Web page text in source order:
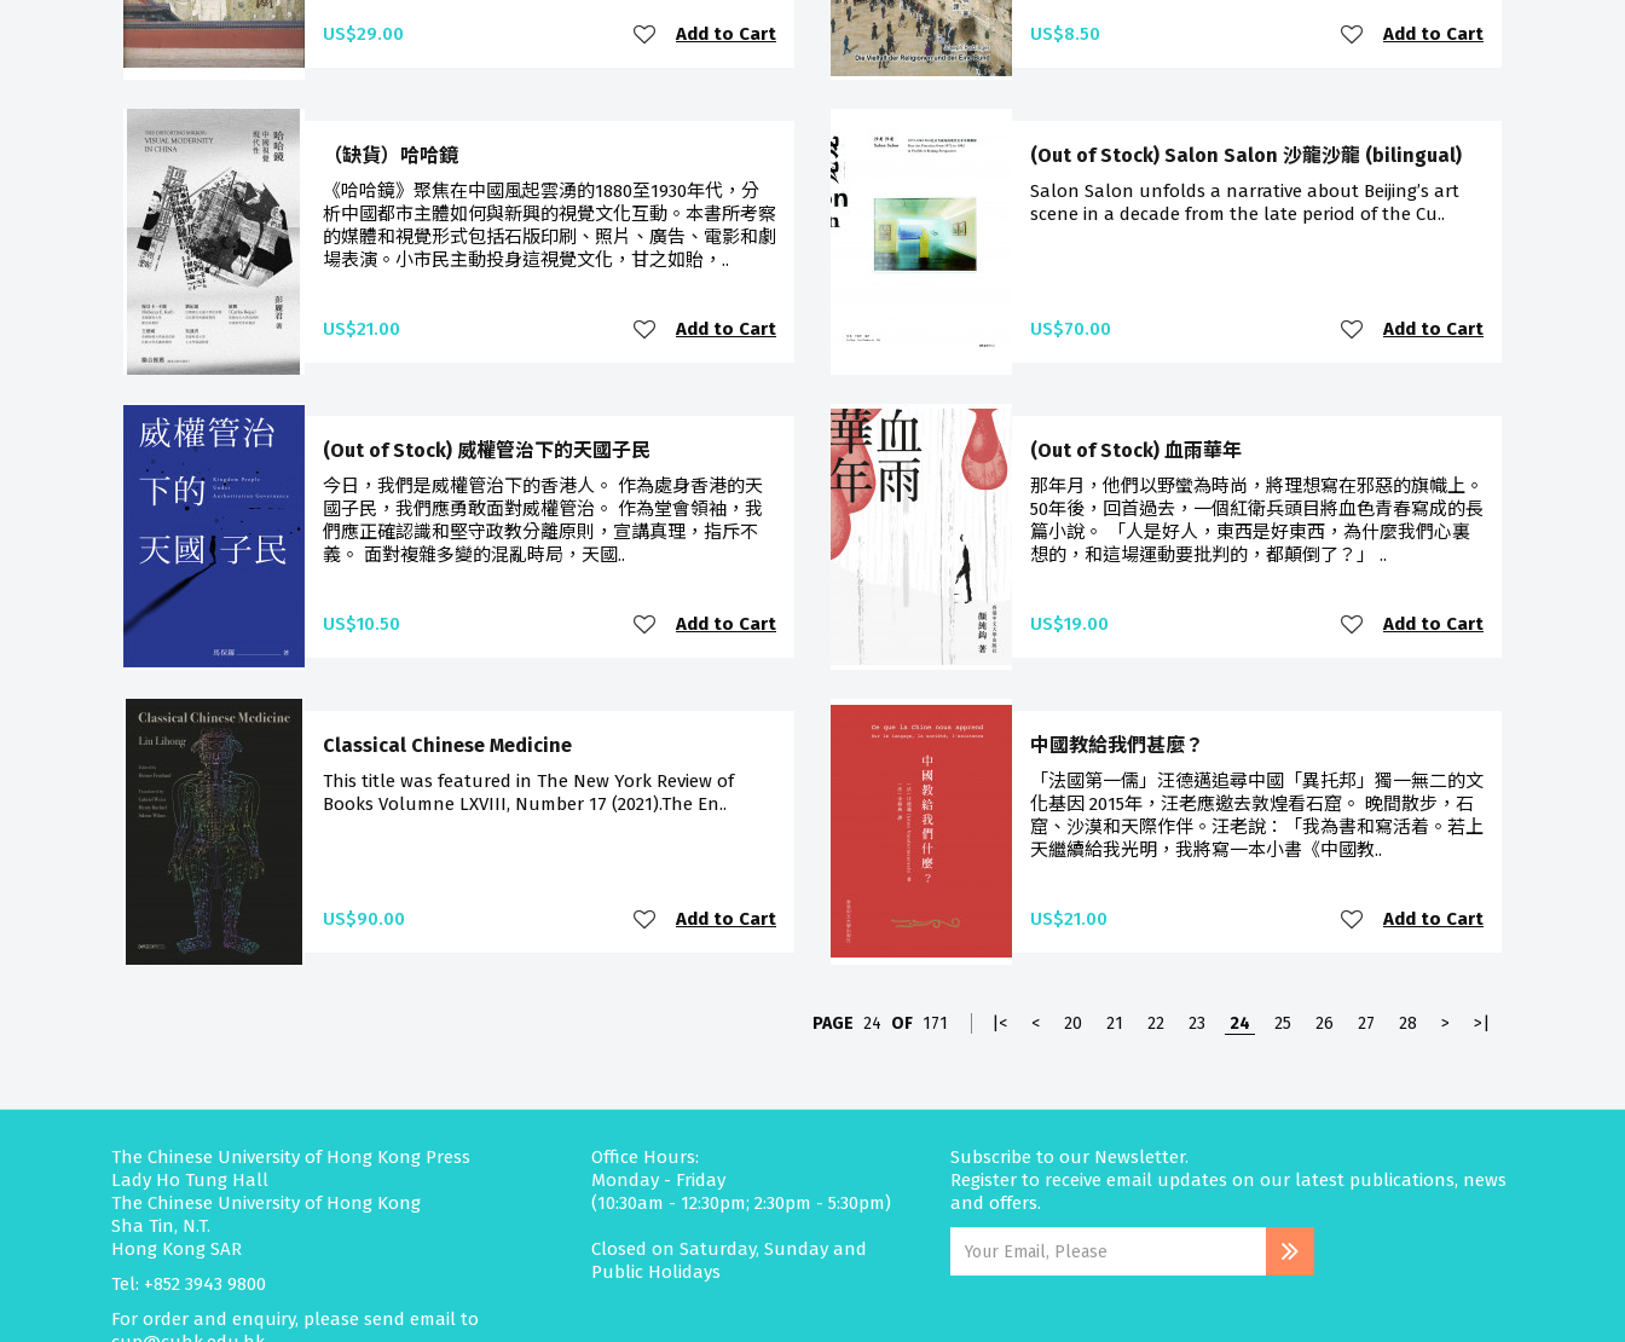
US$29.00 Add to Cart US$8.50 Add to Cart
（缺貨）哈哈鏡
《哈哈鏡》聚焦在中國風起雲湧的1880至1930年代，分
析中國都市主體如何與新興的視覺文化互動。本書所考察
的媒體和視覺形式包括石版印刷、照片、廣告、電影和劇
場表演。小市民主動投身這視覺文化，甘之如貽，..
US$21.00 Add to Cart
(Out of Stock) Salon Salon 沙龍沙龍 (bilingual)
Salon Salon unfolds a narrative about Beijing’s art
scene in a decade from the late period of the Cu..
US$70.00 Add to Cart
(Out of Stock) 威權管治下的天國子民
今日，我們是威權管治下的香港人。 作為處身香港的天
國子民，我們應勇敢面對威權管治。 作為堂會領袖，我
們應正確認識和堅守政教分離原則，宣講真理，指斥不
義。 面對複雜多變的混亂時局，天國..
US$10.50 Add to Cart
(Out of Stock) 血雨華年
那年月，他們以野蠻為時尚，將理想寫在邪惡的旗幟上。
50年後，回首過去，一個紅衛兵頭目將血色青春寫成的長
篇小說。 「人是好人，東西是好東西，為什麼我們心裏
想的，和這場運動要批判的，都顛倒了？」 ..
US$19.00 Add to Cart
Classical Chinese Medicine
This title was featured in The New York Review of
Books Volumne LXVIII, Number 17 (2021).The En..
US$90.00 Add to Cart
中國教給我們甚麼？
「法國第一儒」汪德邁追尋中國「異托邦」獨一無二的文
化基因 2015年，汪老應邀去敦煌看石窟。 晚間散步，石
窟、沙漠和天際作伴。汪老說：「我為書和寫活着。若上
天繼續給我光明，我將寫一本小書《中國教..
US$21.00 Add to Cart
PAGE 24 OF 171 |< < 20 21 22 23 24 25 26 27 28 > >|
The Chinese University of Hong Kong Press
Lady Ho Tung Hall
The Chinese University of Hong Kong
Sha Tin, N.T.
Hong Kong SAR
Tel: +852 3943 9800
For order and enquiry, please send email to
Office Hours:
Monday - Friday
(10:30am - 12:30pm; 2:30pm - 5:30pm)
Closed on Saturday, Sunday and
Public Holidays
Subscribe to our Newsletter.
Register to receive email updates on our latest publications, news
and offers.